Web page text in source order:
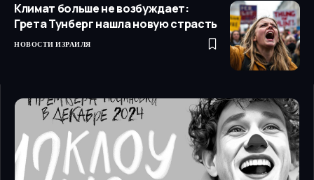
Климат больше не возбуждает:
Грета Тунберг нашла новую страсть
НОВОСТИ ИЗРАИЛЯ